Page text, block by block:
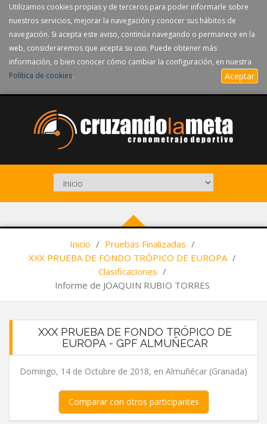
Utilizamos cookies propias y de terceros para poder informarle sobre
nuestros servicios, mejorar la navegación y conocer sus hábitos de
navegación. Si acepta este aviso, continúa navegando o permanece en la
web, consideraremos que acepta su uso. Puede obtener más
información, o bien conocer cómo cambiar la configuración, en nuestra
Política de cookies. Aceptar
Inicio / Pruebas Finalizadas /
XXX PRUEBA DE FONDO TRÓPICO DE EUROPA /
Clasificaciones /
Informe de JOAQUIN RUBIO TORRES
XXX PRUEBA DE FONDO TRÓPICO DE
EUROPA - GPF ALMUÑECAR
Domingo, 14 de Octubre de 2018, en Almuñécar (Granada)
Comparar con otros participantes